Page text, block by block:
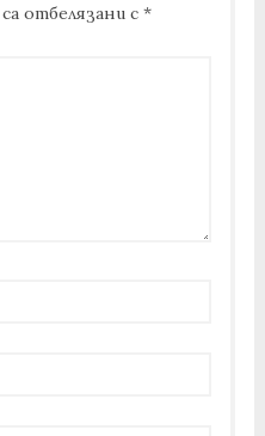
отбелязани с *